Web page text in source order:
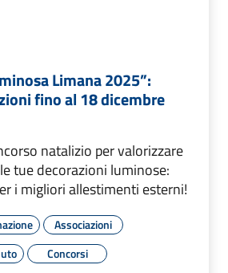
Limana 2025”:
fino al 18 dicembre
natalizio per valorizzare
tue decorazioni luminose:
i migliori allestimenti esterni!
Associazioni
Concorsi